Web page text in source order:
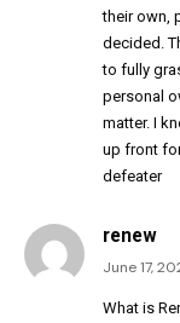
their own,
decided.
to fully
personal
matter. I
up front
defeater
renew
June 17,
What is